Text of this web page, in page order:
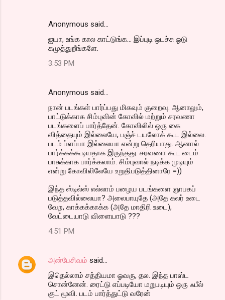
Anonymous said…
ஐயா, உங்க கால காட்டுங்க... இப்புடி ஒடச்சு ஓடு
கமுத்துறீங்களே.
3:53 PM
Anonymous said…
நான் படங்கள் பார்ப்பது மிகவும் குறைவு. ஆனாலும்,
பாட்டுக்காக சிம்புவின் கோவில் மற்றும் சரவணா
படங்களைப் பார்த்தேன். கோவிலில் ஒரு கை
வித்தையும் இல்லையே, பஞ்ச் டயலோக் கூட இல்லை.
படம் ப்ளப்பா இல்லையா என்று தெரியாது. ஆனால்
பார்க்கக்கூடியதாக இருந்தது. சரவணா கூட டைம்
பாசுக்காக பார்க்கலாம். சிம்புவால் நடிக்க முடியும்
என்று கோவிலிலேயே உறுதிபடுத்தினாரே =))
இந்த ஸ்டில்ஸ் எல்லாம் பழைய படங்களை ஞாபகப்
படுத்தவில்லையா? அலைபாயுதே (அதே கலர் உடை
வேற‌, காக்கக்காக்க (அதே மாதிரி உடை),
வேட்டையாடு விளையாடு ???
4:51 PM
அன்பேசிவம் said…
இதெல்லாம் சத்தியமா ஓவரு, தல. இந்த பாஸ்ட
சொன்னேன். ரைட்டு எப்படியோ மறுபடியும் ஒரு ஃபீல்
குட் மூவி. படம் பார்த்துட்டு வரேன்